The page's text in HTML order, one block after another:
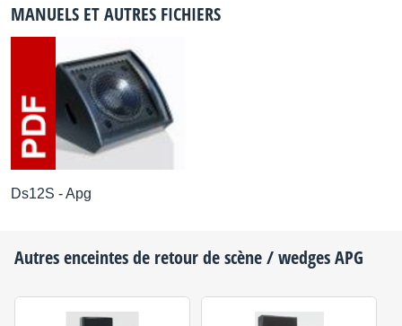
MANUELS ET AUTRES FICHIERS
Ds12S - Apg
Autres enceintes de retour de scène / wedgesAPG